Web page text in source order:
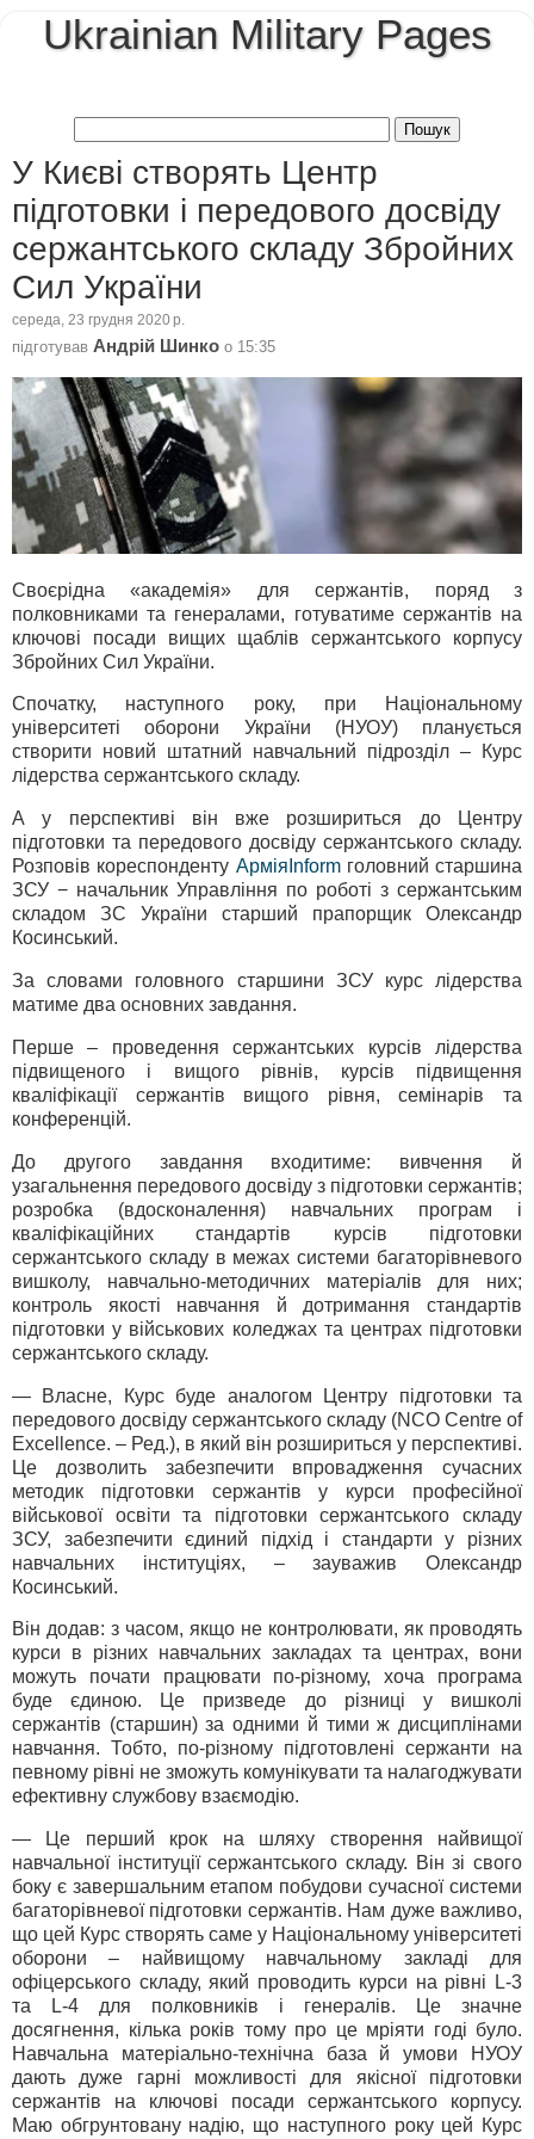
Ukrainian Military Pages
У Києві створять Центр
підготовки і передового досвіду
сержантського складу Збройних
Сил України
середа, 23 грудня 2020 р.
підготував Андрій Шинко о 15:35
Своєрідна «академія» для сержантів, поряд з
полковниками та генералами, готуватиме сержантів на
ключові посади вищих щаблів сержантського корпусу
Збройних Сил України.
Спочатку, наступного року, при Національному
університеті оборони України (НУОУ) планується
створити новий штатний навчальний підрозділ – Курс
лідерства сержантського складу.
А у перспективі він вже розшириться до Центру
підготовки та передового досвіду сержантського складу.
Розповів кореспонденту АрміяInformголовний старшина
ЗСУ − начальник Управління по роботі з сержантським
складом ЗС України старший прапорщик Олександр
Косинський.
За словами головного старшини ЗСУ курс лідерства
матиме два основних завдання.
Перше – проведення сержантських курсів лідерства
підвищеного і вищого рівнів, курсів підвищення
кваліфікації сержантів вищого рівня, семінарів та
конференцій.
До другого завдання входитиме: вивчення й
узагальнення передового досвіду з підготовки сержантів;
розробка (вдосконалення) навчальних програм і
кваліфікаційних стандартів курсів підготовки
сержантського складу в межах системи багаторівневого
вишколу, навчально-методичних матеріалів для них;
контроль якості навчання й дотримання стандартів
підготовки у військових коледжах та центрах підготовки
сержантського складу.
— Власне, Курс буде аналогом Центру підготовки та
передового досвіду сержантського складу (NCO Centre of
Excellence. – Ред.), в який він розшириться у перспективі.
Це дозволить забезпечити впровадження сучасних
методик підготовки сержантів у курси професійної
військової освіти та підготовки сержантського складу
ЗСУ, забезпечити єдиний підхід і стандарти у різних
навчальних інституціях, – зауважив Олександр
Косинський.
Він додав: з часом, якщо не контролювати, як проводять
курси в різних навчальних закладах та центрах, вони
можуть почати працювати по-різному, хоча програма
буде єдиною. Це призведе до різниці у вишколі
сержантів (старшин) за одними й тими ж дисциплінами
навчання. Тобто, по-різному підготовлені сержанти на
певному рівні не зможуть комунікувати та налагоджувати
ефективну службову взаємодію.
— Це перший крок на шляху створення найвищої
навчальної інституції сержантського складу. Він зі свого
боку є завершальним етапом побудови сучасної системи
багаторівневої підготовки сержантів. Нам дуже важливо,
що цей Курс створять саме у Національному університеті
оборони – найвищому навчальному закладі для
офіцерського складу, який проводить курси на рівні L-3
та L-4 для полковників і генералів. Це значне
досягнення, кілька років тому про це мріяти годі було.
Навчальна матеріально-технічна база й умови НУОУ
дають дуже гарні можливості для якісної підготовки
сержантів на ключові посади сержантського корпусу.
Маю обгрунтовану надію, що наступного року цей Курс